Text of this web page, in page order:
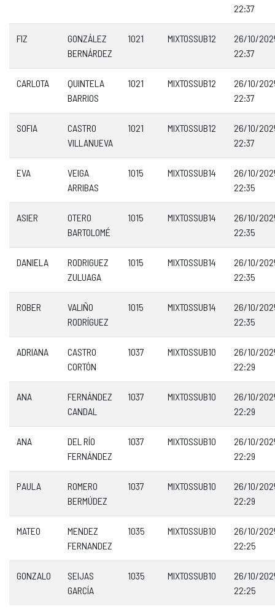
22:37
FIZ
GONZÁLEZ
BERNÁRDEZ
1021 MIXTOSSUB12
26/10/
22:37
CARLOTA
QUINTELA
BARRIOS
1021 MIXTOSSUB12
26/10/
22:37
SOFIA
CASTRO
VILLANUEVA
1021 MIXTOSSUB12
26/10/
22:37
EVA
VEIGA
ARRIBAS
1015 MIXTOSSUB14
26/10/
22:35
ASIER
OTERO
BARTOLOMÉ
1015 MIXTOSSUB14
26/10/
22:35
DANIELA
RODRIGUEZ
ZULUAGA
1015 MIXTOSSUB14
26/10/
22:35
ROBER
VALIÑO
RODRÍGUEZ
1015 MIXTOSSUB14
26/10/
22:35
ADRIANA
CASTRO
CORTÓN
1037 MIXTOSSUB10
26/10/
22:29
ANA
FERNÁNDEZ
CANDAL
1037 MIXTOSSUB10
26/10/
22:29
ANA
DEL RÍO
FERNÁNDEZ
1037 MIXTOSSUB10
26/10/
22:29
PAULA
ROMERO
BERMÚDEZ
1037 MIXTOSSUB10
26/10/
22:29
MATEO
MENDEZ
FERNANDEZ
1035 MIXTOSSUB10
26/10/
22:25
GONZALO
SEIJAS
GARCÍA
1035 MIXTOSSUB10
26/10/
22:25